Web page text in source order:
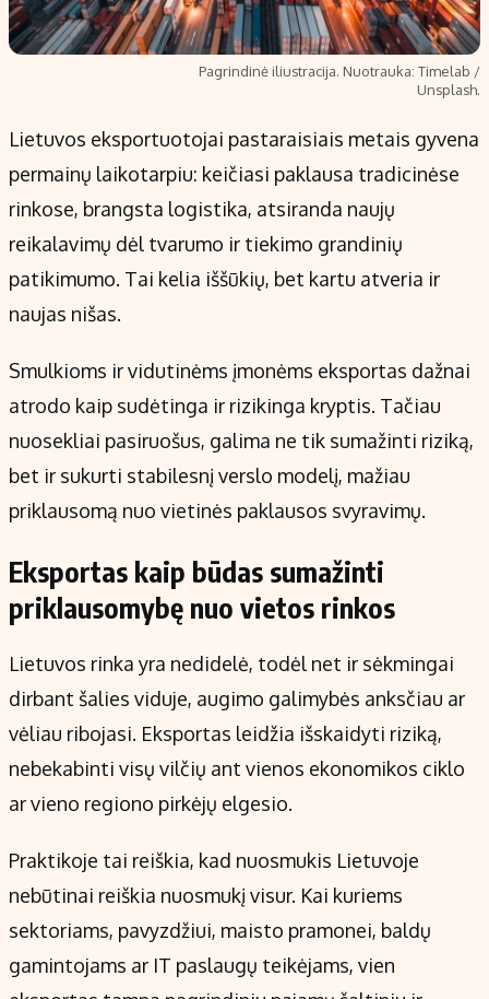
Pagrindinė iliustracija. Nuotrauka: Timelab /
Unsplash.
Lietuvos eksportuotojai pastaraisiais metais gyvena
permainų laikotarpiu: keičiasi paklausa tradicinėse
rinkose, brangsta logistika, atsiranda naujų
reikalavimų dėl tvarumo ir tiekimo grandinių
patikimumo. Tai kelia iššūkių, bet kartu atveria ir
naujas nišas.
Smulkioms ir vidutinėms įmonėms eksportas dažnai
atrodo kaip sudėtinga ir rizikinga kryptis. Tačiau
nuosekliai pasiruošus, galima ne tik sumažinti riziką,
bet ir sukurti stabilesnį verslo modelį, mažiau
priklausomą nuo vietinės paklausos svyravimų.
Eksportas kaip būdas sumažinti
priklausomybę nuo vietos rinkos
Lietuvos rinka yra nedidelė, todėl net ir sėkmingai
dirbant šalies viduje, augimo galimybės anksčiau ar
vėliau ribojasi. Eksportas leidžia išskaidyti riziką,
nebekabinti visų vilčių ant vienos ekonomikos ciklo
ar vieno regiono pirkėjų elgesio.
Praktikoje tai reiškia, kad nuosmukis Lietuvoje
nebūtinai reiškia nuosmukį visur. Kai kuriems
sektoriams, pavyzdžiui, maisto pramonei, baldų
gamintojams ar IT paslaugų teikėjams, vien